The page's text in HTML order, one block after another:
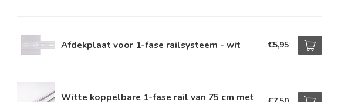
Afdekplaat voor 1-fase railsysteem - wit €5,95
Witte koppelbare 1-fase rail van 75 cm met